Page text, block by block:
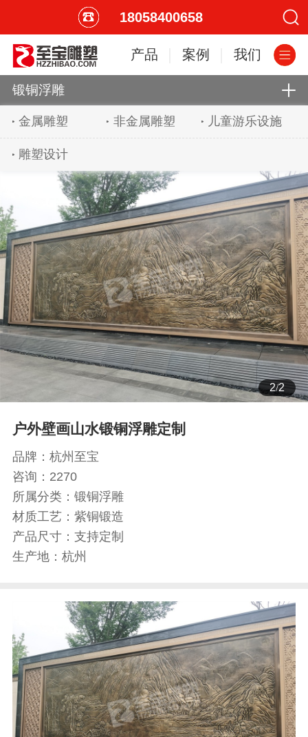
18058400658
产品 案例 我们
锻铜浮雕
金属雕塑 非金属雕塑 儿童游乐设施
雕塑设计
1/2
户外壁画山水锻铜浮雕定制
品牌： 杭州至宝
咨询： 2270
所属分类： 锻铜浮雕
材质工艺： 紫铜锻造
产品尺寸： 支持定制
生产地： 杭州